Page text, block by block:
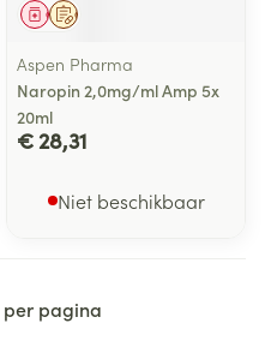
Op voorschrift
Geneesmiddel
Aspen Pharma
Naropin 2,0mg/ml Amp 5x
20ml
€ 28,31
Niet beschikbaar
per pagina